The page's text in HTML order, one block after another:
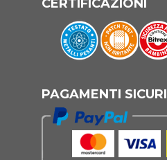
CERTIFICAZIONI
PAGAMENTI SICURI